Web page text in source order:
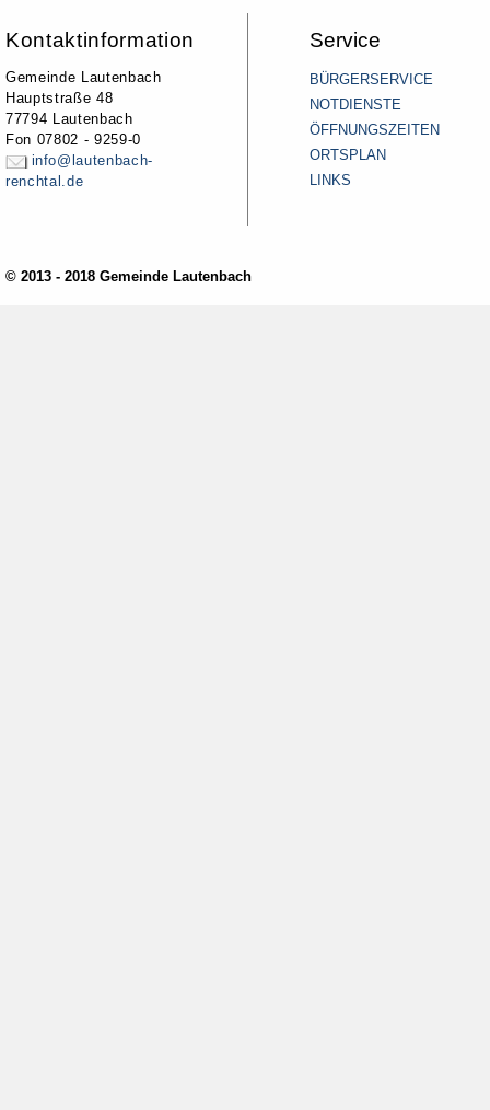
Kontaktinformation
Gemeinde Lautenbach
Hauptstraße 48
77794 Lautenbach
Fon 07802 - 9259-0
info@lautenbach-
renchtal.de
Service
BÜRGERSERVICE
NOTDIENSTE
ÖFFNUNGSZEITEN
ORTSPLAN
LINKS
© 2013 - 2018 Gemeinde Lautenbach